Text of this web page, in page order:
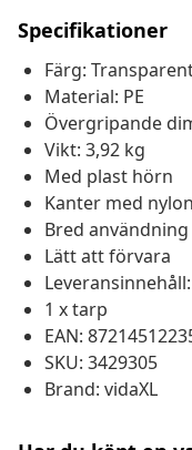
Specifikationer
Färg:
Material: PE
Övergripande
Vikt: 3,92 kg
Med plast hörn
Kanter med
Bred användning
Lätt att förvara
Leveransinnehåll:
1 x tarp
EAN:
SKU: 3429305
Brand: vidaXL